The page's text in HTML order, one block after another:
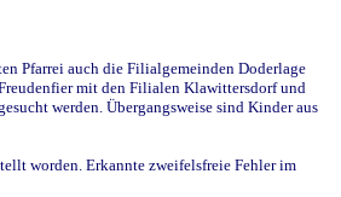
Pfarrei auch die Filialgemeinden Doderlage
mit den Filialen Klawittersdorf und
werden. Übergangsweise sind Kinder aus
worden. Erkannte zweifelsfreie Fehler im